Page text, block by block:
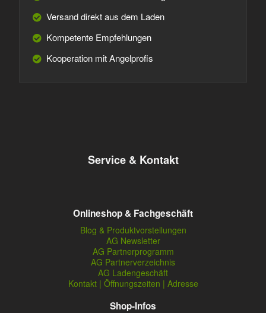
Versand direkt aus dem Laden
Kompetente Empfehlungen
Kooperation mit Angelprofis
Service & Kontakt
Onlineshop & Fachgeschäft
Blog & Produktvorstellungen
AG Newsletter
AG Partnerprogramm
AG Partnerverzeichnis
AG Ladengeschäft
Kontakt | Öffnungszeiten | Adresse
Shop-Infos